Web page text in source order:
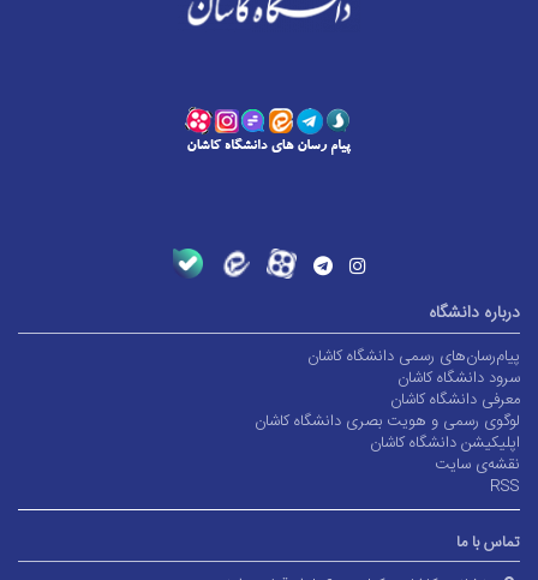
درباره دانشگاه
پیام‌رسان‌های رسمی دانشگاه کاشان
سرود دانشگاه کاشان
معرفی دانشگاه کاشان
لوگوی رسمی و هویت بصری دانشگاه کاشان
اپلیکیشن دانشگاه کاشان
نقشه‌ی سایت
RSS
تماس با ما